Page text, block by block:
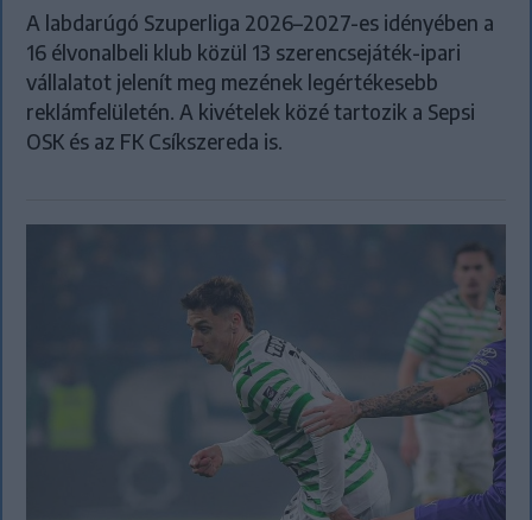
A labdarúgó Szuperliga 2026–2027-es idényében a
16 élvonalbeli klub közül 13 szerencsejáték-ipari
vállalatot jelenít meg mezének legértékesebb
reklámfelületén. A kivételek közé tartozik a Sepsi
OSK és az FK Csíkszereda is.